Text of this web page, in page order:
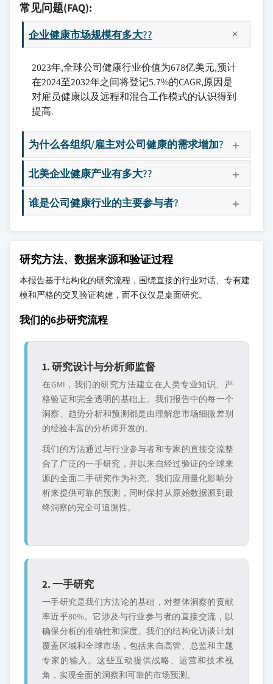
常见问题(FAQ):
企业健康市场规模有多大??
2023年,全球公司健康行业价值为678亿美元,预计
在2024至2032年之间将登记5.7%的CAGR,原因是
对雇员健康以及远程和混合工作模式的认识得到
提高.
为什么各组织/雇主对公司健康的需求增加?
北美企业健康产业有多大??
谁是公司健康行业的主要参与者?
研究方法、数据来源和验证过程
本报告基于结构化的研究流程，围绕直接的行业对话、专有建
模和严格的交叉验证构建，而不仅仅是桌面研究。
我们的6步研究流程
1. 研究设计与分析师监督
在GMI，我们的研究方法建立在人类专业知识、严
格验证和完全透明的基础上。我们报告中的每一个
洞察、趋势分析和预测都是由理解您市场细微差别
的经验丰富的分析师开发的。
我们的方法通过与行业参与者和专家的直接交流整
合了广泛的一手研究，并以来自经过验证的全球来
源的全面二手研究作为补充。我们应用量化影响分
析来提供可靠的预测，同时保持从原始数据源到最
终洞察的完全可追溯性。
2. 一手研究
一手研究是我们方法论的基础，对整体洞察的贡献
率近乎80%。它涉及与行业参与者的直接交流，以
确保分析的准确性和深度。我们的结构化访谈计划
覆盖区域和全球市场，包括来自高管、总监和主题
专家的输入。这些互动提供战略、运营和技术视
角，实现全面的洞察和可靠的市场预测。